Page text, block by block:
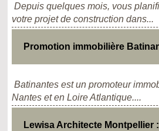
Depuis quelques mois, vous
votre projet de construction dans...
Promotion immobilière
Batinantes est un promoteur
Nantes et en Loire Atlantique....
Lewisa Architecte Montpellier